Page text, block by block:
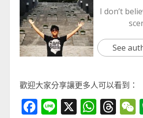
I don’t
See
歡迎大家分享讓更多人可以看到：
Facebook
Line
X